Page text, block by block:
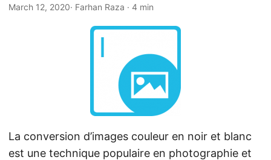
March 12, 2020· Farhan Raza · 4 min
La conversion d’images couleur en noir et blanc
est une technique populaire en photographie et